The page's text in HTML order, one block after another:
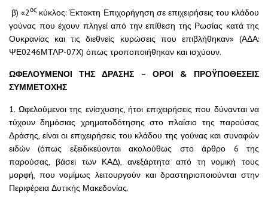
β) «2ος κύκλος: Έκτακτη Επιχορήγηση σε επιχειρήσεις του κλάδου
γούνας που έχουν πληγεί από την επίθεση της Ρωσίας κατά της
Ουκρανίας και τις διεθνείς κυρώσεις που επιβλήθηκαν» (ΑΔΑ:
ΨΕ0246ΜΤΛΡ-07Χ) όπως τροποποιήθηκαν και ισχύουν.
ΩΦΕΛΟΥΜΕΝΟΙ ΤΗΣ ΔΡΑΣΗΣ – ΟΡΟΙ & ΠΡΟΫΠΟΘΕΣΕΙΣ
ΣΥΜΜΕΤΟΧΗΣ
1. Ωφελούμενοι της ενίσχυσης, ήτοι επιχειρήσεις που δύνανται να
τύχουν δημόσιας χρηματοδότησης στο πλαίσιο της παρούσας
Δράσης, είναι οι επιχειρήσεις του κλάδου της γούνας και συναφών
ειδών (όπως εξειδικεύονται ακολούθως στο άρθρο 6 της
παρούσας, βάσει των ΚΑΔ), ανεξάρτητα από τη νομική τους
μορφή, που νομίμως λειτουργούν και δραστηριοποιούνται στην
Περιφέρεια Δυτικής Μακεδονίας.